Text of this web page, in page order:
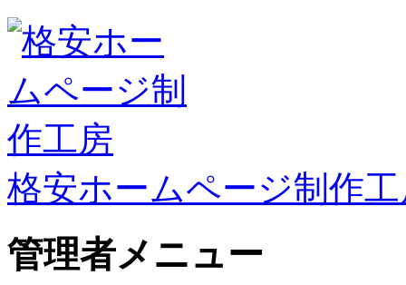
格安ホームページ制作
管理者メニュー